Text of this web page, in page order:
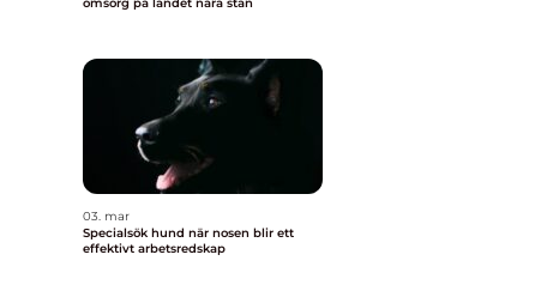
03. mar
Specialsök hund när nosen blir ett
effektivt arbetsredskap